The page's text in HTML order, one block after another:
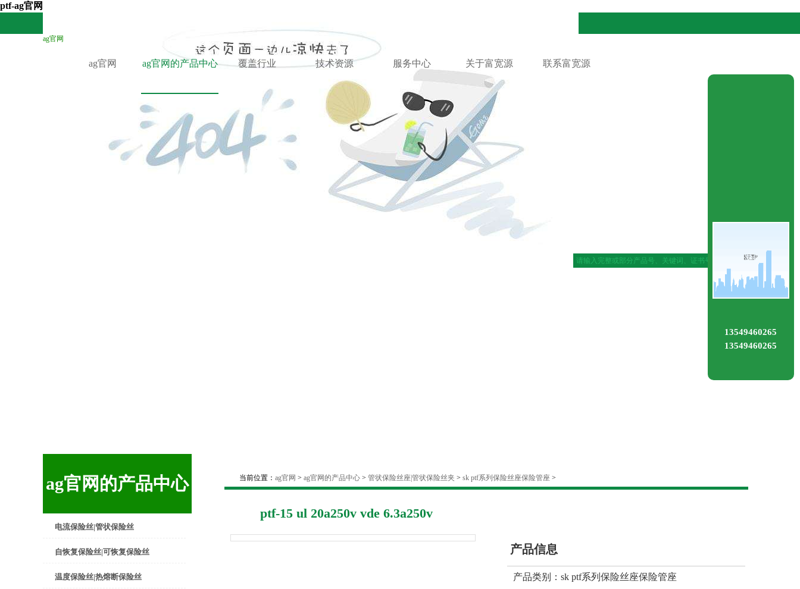
ptf-ag官网
ag官网
ag官网 ag官网的产品中心 覆盖行业 技术资源 服务中心 关于富宽源 联系富宽源
ag官网的产品中心
电流保险丝|管状保险丝
自恢复保险丝|可恢复保险丝
温度保险丝|热熔断保险丝
当前位置： ag官网 > ag官网的产品中心 > 管状保险丝座|管状保险丝夹 > sk ptf系列保险丝座保险管座 >
ptf-15 ul 20a250v vde 6.3a250v
产品信息
产品类别： sk ptf系列保险丝座保险管座
13549460265
13549460265